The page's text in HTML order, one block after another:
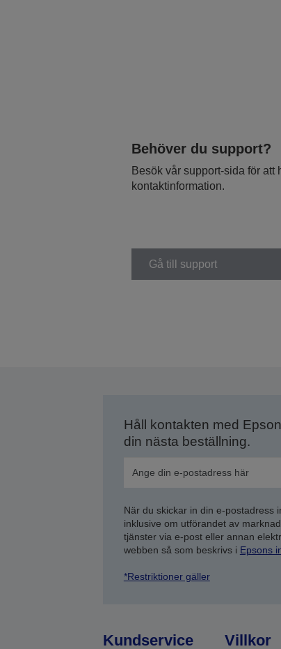
Behöver du support?
Besök vår support-sida för att
kontaktinformation.
Gå till support
Håll kontakten med
din nästa beställning.
När du skickar in din e-postadress
inklusive om utförandet av
tjänster via e-post eller annan
webben så som beskrivs i Epsons
*Restriktioner gäller
Kundservice Villkor